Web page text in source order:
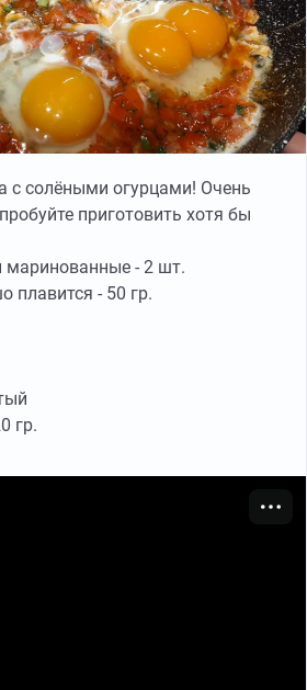
с солёными огурцами! Очень
приготовить хотя бы
маринованные - 2 шт.
плавится - 50 гр.
гр.